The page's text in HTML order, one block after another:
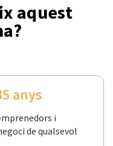
aquest
anys
i
de qualsevol